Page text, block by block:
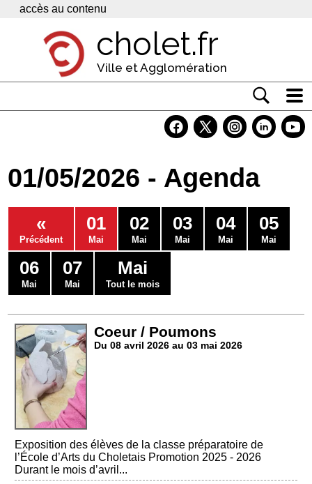
Panneau de gestion des cookies
accès au contenu
cholet.fr
Ville et Agglomération
Economie
Services
Contacts
01/05/2026 - Agenda
«
Précédent
01
Mai
02
Mai
03
Mai
04
Mai
05
Mai
06
Mai
07
Mai
Mai
Tout le mois
Coeur / Poumons
Du 08 avril 2026 au 03 mai 2026
Exposition des élèves de la classe préparatoire de
l’École d’Arts du Choletais Promotion 2025 - 2026
Durant le mois d’avril...